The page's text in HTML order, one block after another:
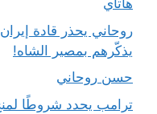
هاتاي
روحاني يحذر قادة
يذكّرهم بمصير الشاه!
حسن روحاني
ترامب يحدد شروطًا